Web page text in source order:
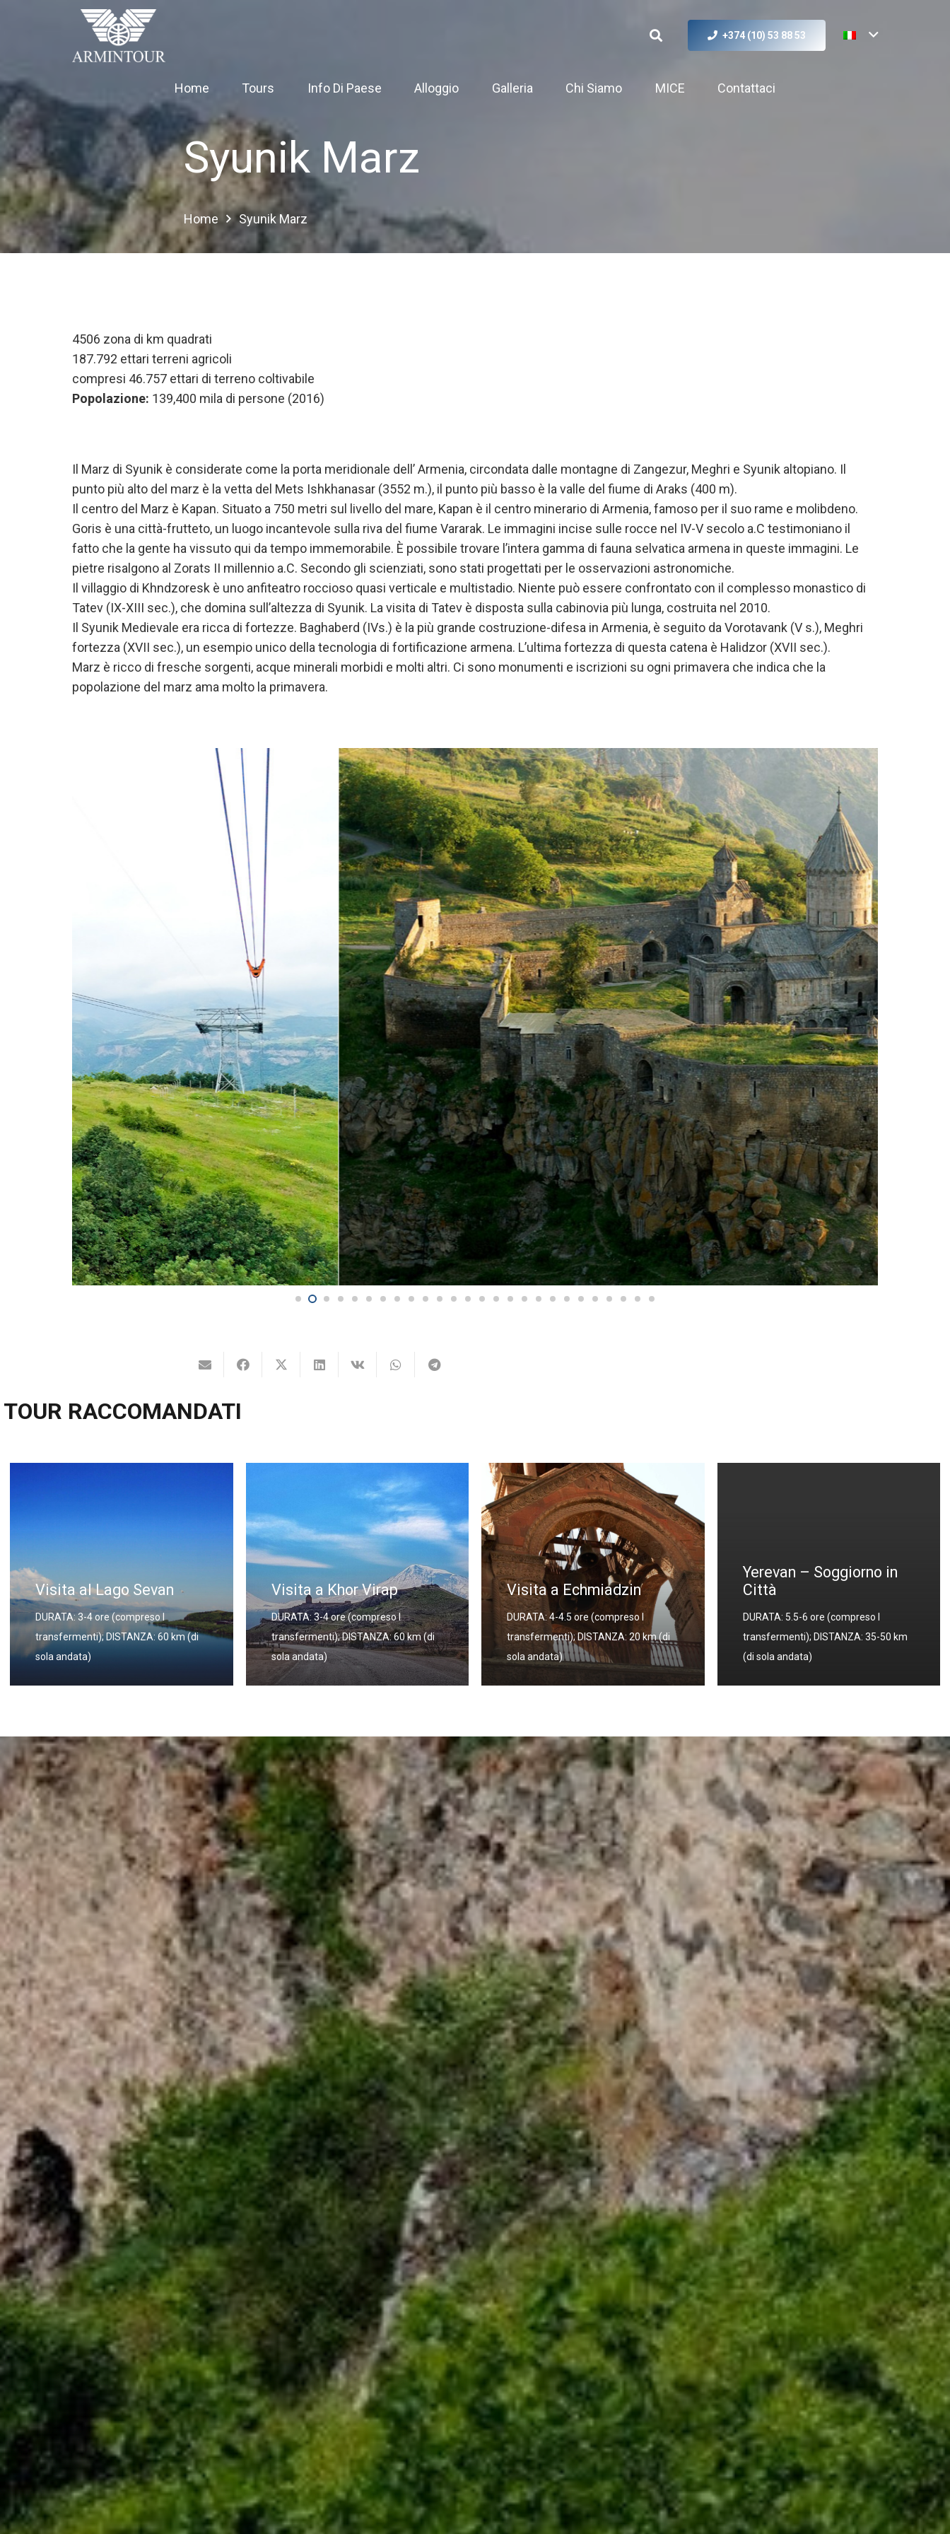
+374 (10) 53 88 53
Home Tours Info Di Paese Alloggio Galleria Chi Siamo MICE Contattaci
Syunik Marz
Home Syunik Marz
4506 zona di km quadrati
187.792 ettari terreni agricoli
compresi 46.757 ettari di terreno coltivabile
Popolazione: 139,400 mila di persone (2016)
Il Marz di Syunik è considerate come la porta meridionale dell’ Armenia, circondata dalle montagne di Zangezur, Meghri e Syunik altopiano. Il
punto più alto del marz è la vetta del Mets Ishkhanasar (3552 m.), il punto più basso è la valle del fiume di Araks (400 m).
Il centro del Marz è Kapan. Situato a 750 metri sul livello del mare, Kapan è il centro minerario di Armenia, famoso per il suo rame e molibdeno.
Goris è una città-frutteto, un luogo incantevole sulla riva del fiume Vararak. Le immagini incise sulle rocce nel IV-V secolo a.C testimoniano il
fatto che la gente ha vissuto qui da tempo immemorabile. È possibile trovare l’intera gamma di fauna selvatica armena in queste immagini. Le
pietre risalgono al Zorats II millennio a.C. Secondo gli scienziati, sono stati progettati per le osservazioni astronomiche.
Il villaggio di Khndzoresk è uno anfiteatro roccioso quasi verticale e multistadio. Niente può essere confrontato con il complesso monastico di
Tatev (IX-XIII sec.), che domina sull’altezza di Syunik. La visita di Tatev è disposta sulla cabinovia più lunga, costruita nel 2010.
Il Syunik Medievale era ricca di fortezze. Baghaberd (IVs.) è la più grande costruzione-difesa in Armenia, è seguito da Vorotavank (V s.), Meghri
fortezza (XVII sec.), un esempio unico della tecnologia di fortificazione armena. L’ultima fortezza di questa catena è Halidzor (XVII sec.).
Marz è ricco di fresche sorgenti, acque minerali morbidi e molti altri. Ci sono monumenti e iscrizioni su ogni primavera che indica che la
popolazione del marz ama molto la primavera.
TOUR RACCOMANDATI
Visita a Khor Virap
DURATA: 3-4 ore (compreso I
transfermenti); DISTANZA: 60 km (di
sola andata)
Visita a Echmiadzin
DURATA: 4-4.5 ore (compreso I
transfermenti); DISTANZA: 20 km (di
sola andata)
Yerevan – Soggiorno in
Città
DURATA: 5.5-6 ore (compreso I
transfermenti); DISTANZA: 35-50 km
(di sola andata)
Georgia e Armenia
DURATA: 12 giorni